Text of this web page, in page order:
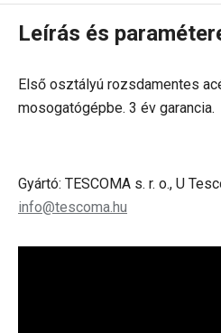
Leírás és
Első osztályú rozsdamentes
mosogatógépbe. 3 év garancia.
Gyártó: TESCOMA s. r. o., U
info@tescoma.hu